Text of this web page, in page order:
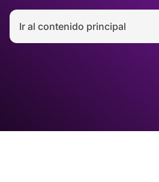
Ir al contenido principal